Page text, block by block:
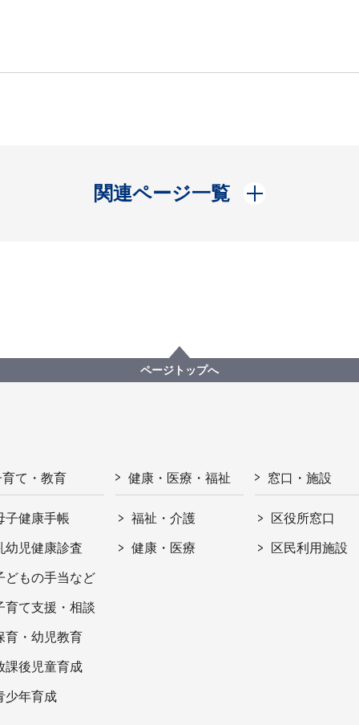
関連ページ一覧
開く
ページトップへ
育て・教育
子健康手帳
幼児健康診査
どもの手当など
育て支援・相談
育・幼児教育
課後児童育成
少年育成
健康・医療・福祉
福祉・介護
健康・医療
窓口・施設
区役所窓口
区民利用施設